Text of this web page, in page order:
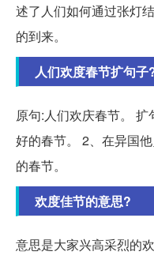
述了人们如何通过张灯
的到来。
人们欢度春节扩句子
原句:人们欢庆春节。
好的春节。 2、在异国
的春节。
欢度佳节的意思?
意思是大家兴高采烈的